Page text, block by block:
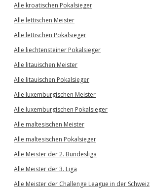
Alle kroatischen Pokalsieger
Alle lettischen Meister
Alle lettischen Pokalsieger
Alle liechtensteiner Pokalsieger
Alle litauischen Meister
Alle litauischen Pokalsieger
Alle luxemburgischen Meister
Alle luxemburgischen Pokalsieger
Alle maltesischen Meister
Alle maltesischen Pokalsieger
Alle Meister der 2. Bundesliga
Alle Meister der 3. Liga
Alle Meister der Challenge League in der Schweiz